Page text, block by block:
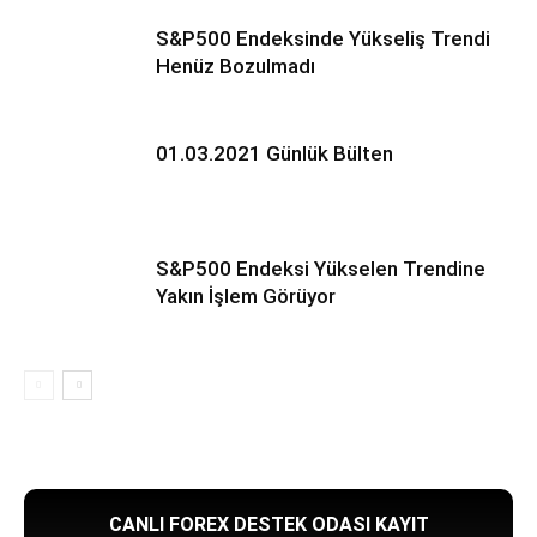
S&P500 Endeksinde Yükseliş Trendi
Henüz Bozulmadı
01.03.2021 Günlük Bülten
S&P500 Endeksi Yükselen Trendine
Yakın İşlem Görüyor
CANLI FOREX DESTEK ODASI KAYIT